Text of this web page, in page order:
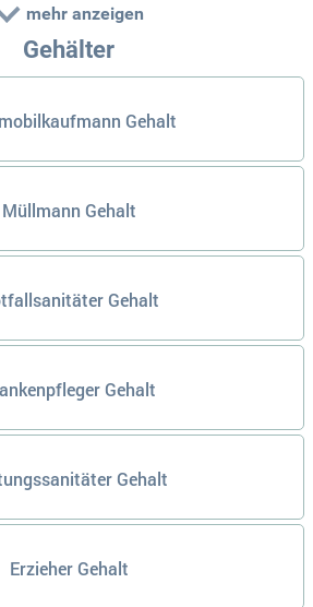
mehr anzeigen
Gehälter
Gehalt
Müllmann Gehalt
Gehalt
Gehalt
Gehalt
Erzieher Gehalt